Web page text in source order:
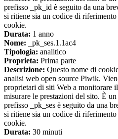
prefisso _pk_id è seguito da una
si ritiene sia un codice di
cookie.
Durata: 1 anno
Nome: _pk_ses.1.1ac4
Tipologia: analitico
Proprieta: Prima parte
Descrizione: Questo nome di
analisi web open source Piwik.
proprietari di siti Web a monitorare
misurare le prestazioni del sito. È
prefisso _pk_ses è seguito da una
si ritiene sia un codice di
cookie.
Durata: 30 minuti